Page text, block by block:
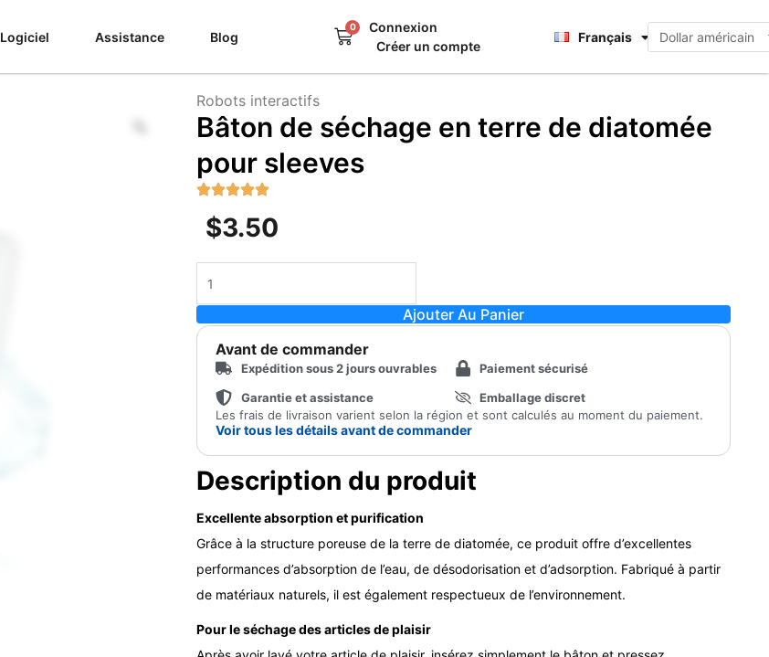
Logiciel Assistance Blog
0
PanierConnexion
Créer un compte
Français
日本語
Robots interactifs
Bâton de séchage en terre de diatomée
pour sleeves
$3.50
de
de
séchage
terre
diatomée
pour
sleeves
Ajouter Au Panier
Avant de commander
Expédition sous 2 jours ouvrables
Garantie et assistance
Paiement sécurisé
Emballage discret
Les frais de livraison varient selon la région et sont calculés au moment du paiement.
Voir tous les détails avant de commander
Description du produit
Excellente absorption et purification
Grâce à la structure poreuse de la terre de diatomée, ce produit offre d’excellentes
performances d’absorption de l’eau, de désodorisation et d’adsorption. Fabriqué à partir
de matériaux naturels, il est également respectueux de l’environnement.
Pour le séchage des articles de plaisir